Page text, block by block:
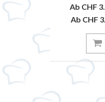
Ab CHF
Ab CHF